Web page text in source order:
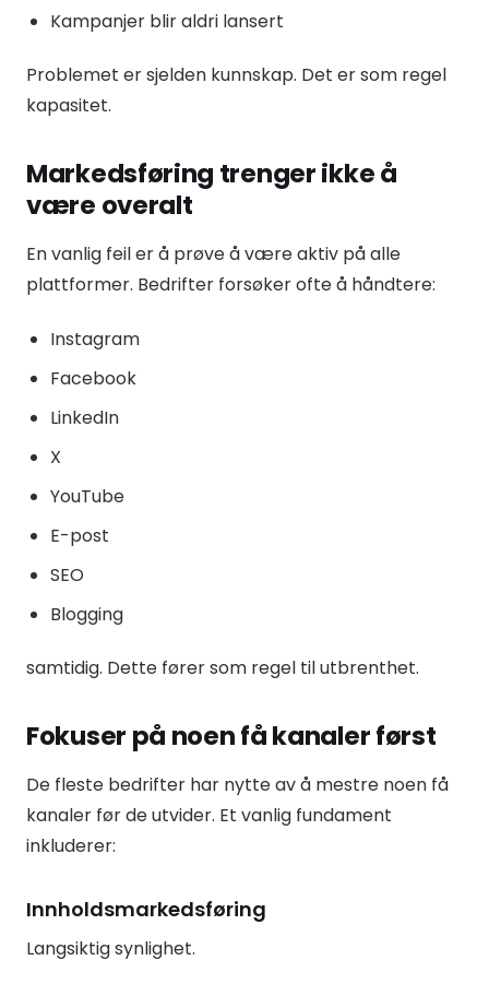
Kampanjer blir aldri lansert
Problemet er sjelden kunnskap. Det er som regel
kapasitet.
Markedsføring trenger ikke å
være overalt
En vanlig feil er å prøve å være aktiv på alle
plattformer. Bedrifter forsøker ofte å håndtere:
Instagram
Facebook
LinkedIn
X
YouTube
E-post
SEO
Blogging
samtidig. Dette fører som regel til utbrenthet.
Fokuser på noen få kanaler først
De fleste bedrifter har nytte av å mestre noen få
kanaler før de utvider. Et vanlig fundament
inkluderer:
Innholdsmarkedsføring
Langsiktig synlighet.